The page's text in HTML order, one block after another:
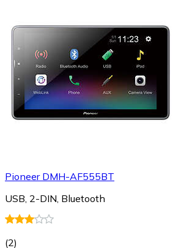
Pioneer DMH-AF555BT
USB, 2-DIN, Bluetooth
(2)